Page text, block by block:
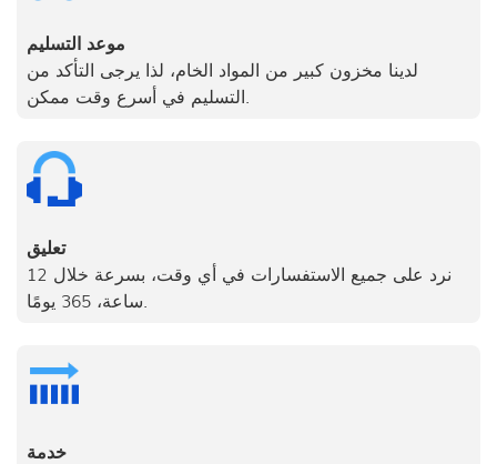
موعد التسليم
لدينا مخزون كبير من المواد الخام، لذا يرجى التأكد من
التسليم في أسرع وقت ممكن.
تعليق
نرد على جميع الاستفسارات في أي وقت، بسرعة خلال 12
ساعة، 365 يومًا.
خدمة